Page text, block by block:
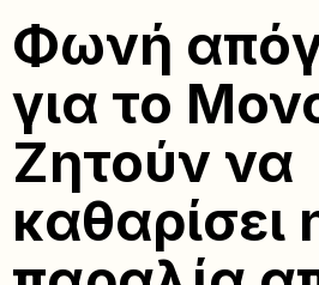
Φωνή
για το
Ζητούν να
καθαρίσει